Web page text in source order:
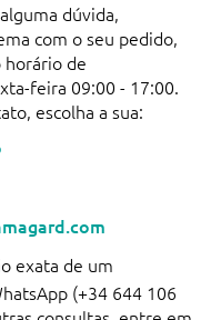
dúvida,
com o seu pedido,
horário de
feira 09:00 - 17:00.
escolha a sua:
exata de um
(+34 644 106